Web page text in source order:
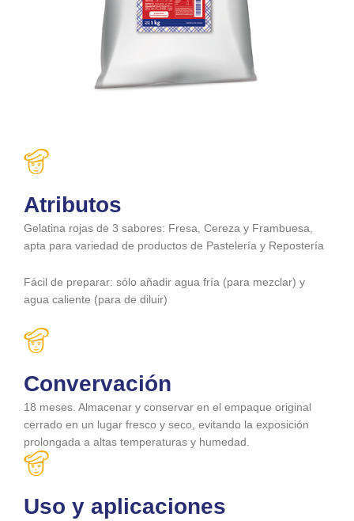
Atributos
Gelatina rojas de 3 sabores: Fresa, Cereza y Frambuesa,
apta para variedad de productos de Pastelería y Repostería
Fácil de preparar: sólo añadir agua fría (para mezclar) y
agua caliente (para de diluir)
Convervación
18 meses. Almacenar y conservar en el empaque original
cerrado en un lugar fresco y seco, evitando la exposición
prolongada a altas temperaturas y humedad.
Uso y aplicaciones